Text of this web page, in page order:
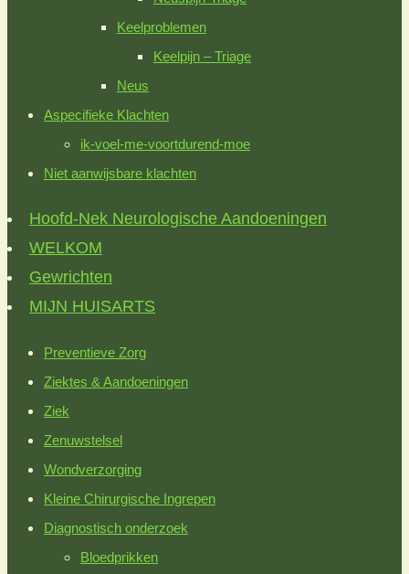
Keelproblemen
Keelpijn – Triage
Neus
Aspecifieke Klachten
ik-voel-me-voortdurend-moe
Niet aanwijsbare klachten
Hoofd-Nek Neurologische Aandoeningen
WELKOM
Gewrichten
MIJN HUISARTS
Preventieve Zorg
Ziektes & Aandoeningen
Ziek
Zenuwstelsel
Wondverzorging
Kleine Chirurgische Ingrepen
Diagnostisch onderzoek
Bloedprikken